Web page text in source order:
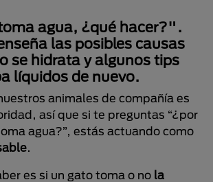
agua, ¿qué hacer?".
las posibles causas
se hidrata y algunos tips
líquidos de nuevo.
animales de compañía es
así que si te preguntas “¿por
agua?”, estás actuando como
.
es si un gato toma o no la